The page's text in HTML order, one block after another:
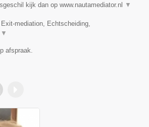
kijk dan op www.nautamediator.nl ▼
mediation, Echtscheiding,
▼
afspraak.